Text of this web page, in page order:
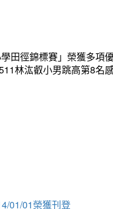
田徑錦標賽」榮獲多
林汯叡小男跳高第8名
01/01榮獲刊登